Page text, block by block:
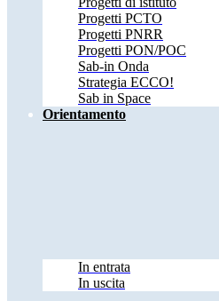
Progetti PCTO
Progetti PNRR
Progetti PON/POC
Sab-in Onda
Strategia ECCO!
Sab in Space
Orientamento
In entrata
In uscita